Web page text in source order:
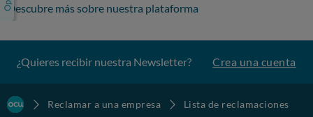
Descubre más sobre nuestra plataforma
¿Quieres recibir nuestra Newsletter? Crea una cuenta
Reclamar a una empresa
Lista de reclamaciones